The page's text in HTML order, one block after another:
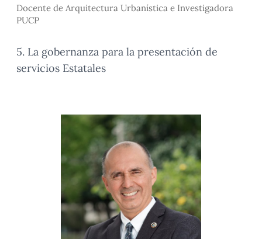
Docente de Arquitectura Urbanística e Investigadora
PUCP
5. La gobernanza para la presentación de
servicios Estatales